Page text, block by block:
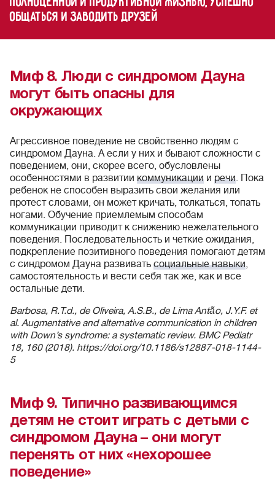
общаться и заводить друзей
Миф 8. Люди с синдромом Дауна
могут быть опасны для
окружающих
Агрессивное поведение не свойственно людям с
синдромом Дауна. А если у них и бывают сложности с
поведением, они, скорее всего, обусловлены
особенностями в развитии коммуникации и речи. Пока
ребенок не способен выразить свои желания или
протест словами, он может кричать, толкаться, топать
ногами. Обучение приемлемым способам
коммуникации приводит к снижению нежелательного
поведения. Последовательность и четкие ожидания,
подкрепление позитивного поведения помогают детям
с синдромом Дауна развивать социальные навыки,
самостоятельность и вести себя так же, как и все
остальные дети.
Barbosa, R.T.d., de Oliveira, A.S.B., de Lima Antão, J.Y.F. et
al. Augmentative and alternative communication in children
with Down’s syndrome: a systematic review. BMC Pediatr
18, 160 (2018). https://doi.org/10.1186/s12887-018-1144-
5
Миф 9. Типично развивающимся
детям не стоит играть с детьми с
синдромом Дауна – они могут
перенять от них «нехорошее
поведение»